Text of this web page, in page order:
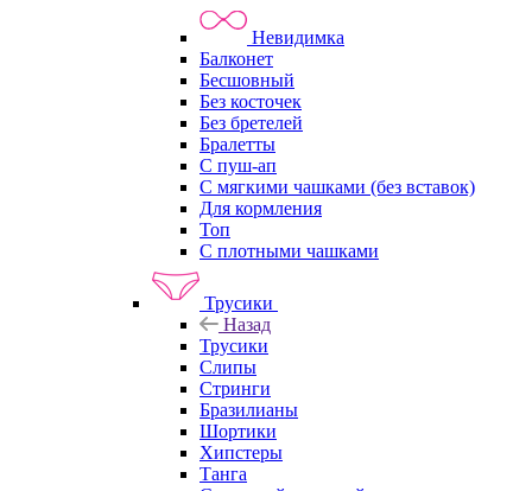
Невидимка
Балконет
Бесшовный
Без косточек
Без бретелей
Бралетты
С пуш-ап
С мягкими чашками (без вставок)
Для кормления
Топ
С плотными чашками
Трусики
Назад
Трусики
Слипы
Стринги
Бразилианы
Шортики
Хипстеры
Танга